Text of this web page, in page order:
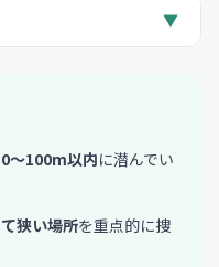
▼
索
え方
〜100m以内に潜んでい
狭い場所を重点的に捜